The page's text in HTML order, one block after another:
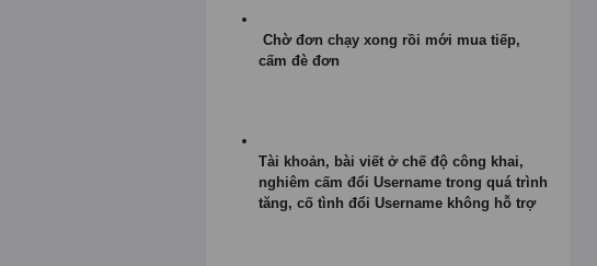
Chờ đơn chạy xong rồi mới mua tiếp,
cấm đè đơn
Tài khoản, bài viết ở chế độ công khai,
nghiêm cấm đổi Username trong quá trình
tăng, cố tình đổi Username không hỗ trợ